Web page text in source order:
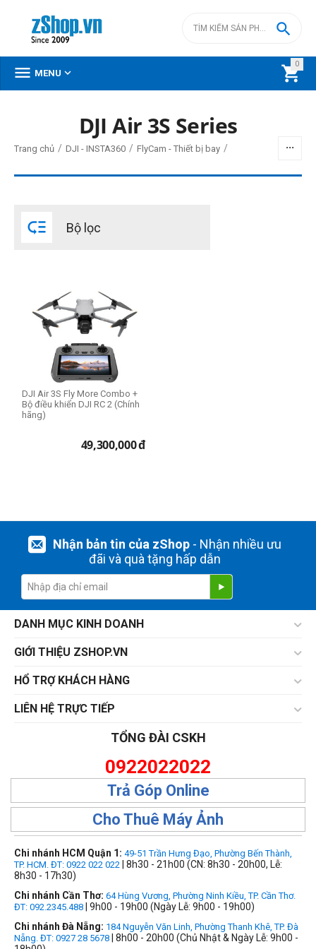
0


 MENU 
DJI Air 3S Series
Trang chủ / DJI - INSTA360 / FlyCam - Thiết bị bay /
 Bộ lọc
DJI Air 3S Fly More Combo +
Bộ điều khiển DJI RC 2 (Chính
hãng)
49,300,000đ
Nhận bản tin của zShop- Nhận nhiều ưu
đãi và quà tặng hấp dẫn
DANH MỤC KINH DOANH
GIỚI THIỆU ZSHOP.VN
HỔ TRỢ KHÁCH HÀNG
LIÊN HỆ TRỰC TIẾP
TỔNG ĐÀI CSKH
0922022022
Trả Góp Online
Cho Thuê Máy Ảnh
Chi nhánh HCM Quận 1: 49-51 Trần Hưng Đạo, Phường Bến Thành,
TP. HCM. ĐT: 0922 022 022 | 8h30 - 21h00 (CN: 8h30 - 20h00, Lễ:
8h30 - 17h30)
Chi nhánh Cần Thơ: 64 Hùng Vương, Phường Ninh Kiều, TP. Cần Thơ.
ĐT: 092.2345.488 | 9h00 - 19h00 (Ngày Lễ: 9h00 - 19h00)
Chi nhánh Đà Nẵng: 184 Nguyễn Văn Linh, Phường Thanh Khê, TP. Đà
Nẵng. ĐT: 0927 28 5678 | 8h00 - 20h00 (Chủ Nhật & Ngày Lễ: 9h00 -